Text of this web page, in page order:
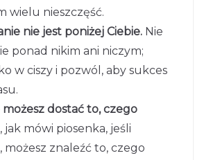
wielu nieszczęść.
nie jest poniżej Ciebie. Nie
ponad nikim ani niczym;
w ciszy i pozwól, aby sukces
możesz dostać to, czego
jak mówi piosenka, jeśli
możesz znaleźć to, czego